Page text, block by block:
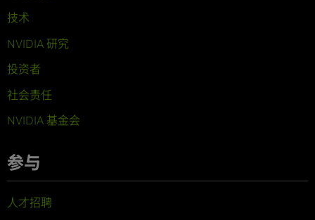
技术
NVIDIA 研究
投资者
社会责任
NVIDIA 基金会
参与
人才招聘